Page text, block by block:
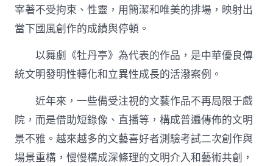
宰著不受拘束、性靈，用簡潔和唯美的排場，映射出
當下國風創作的成績與停頓。
以舞劇《牡丹亭》為代表的作品，是中華優良傳
統文明發明性轉化和立異性成長的活潑案例。
近年來，一些備受注視的文藝作品不再局限于戲
院，而是借助短錄像、直播等，構成普遍傳佈的文明
景不雅。越來越多的文藝喜好者測驗考試二次創作與
場景重構，慢慢構成深條理的文明介入和藝術共創，